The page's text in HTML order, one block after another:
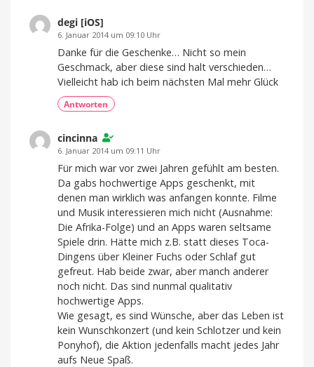
degi [iOS]
6. Januar 2014 um 09:10 Uhr
Danke für die Geschenke… Nicht so mein
Geschmack, aber diese sind halt verschieden…
Vielleicht hab ich beim nächsten Mal mehr Glück
Antworten
cincinna
6. Januar 2014 um 09:11 Uhr
Für mich war vor zwei Jahren gefühlt am besten.
Da gabs hochwertige Apps geschenkt, mit
denen man wirklich was anfangen konnte. Filme
und Musik interessieren mich nicht (Ausnahme:
Die Afrika-Folge) und an Apps waren seltsame
Spiele drin. Hätte mich z.B. statt dieses Toca-
Dingens über Kleiner Fuchs oder Schlaf gut
gefreut. Hab beide zwar, aber manch anderer
noch nicht. Das sind nunmal qualitativ
hochwertige Apps.
Wie gesagt, es sind Wünsche, aber das Leben ist
kein Wunschkonzert (und kein Schlotzer und kein
Ponyhof), die Aktion jedenfalls macht jedes Jahr
aufs Neue Spaß.